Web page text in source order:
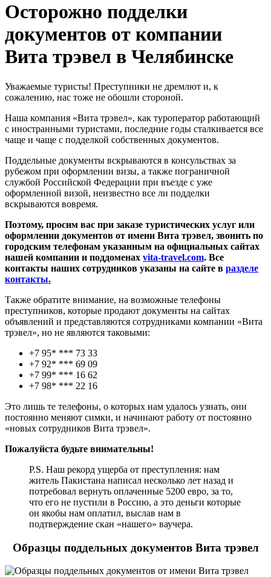
Осторожно подделки
документов от компании
Вита трэвел в Челябинске
Уважаемые туристы! Преступники не дремлют и, к
сожалению, нас тоже не обошли стороной.
Наша компания «Вита трэвел», как туроператор работающий
с иностранными туристами, последние годы сталкивается все
чаще и чаще с подделкой собственных документов.
Поддельные документы вскрываются в консульствах за
рубежом при оформлении визы, а также пограничной
службой Российской Федерации при въезде с уже
оформленной визой, неизвестно все ли подделки
вскрываются вовремя.
Поэтому, просим вас при заказе туристических услуг или
оформлении документов от имени Вита трэвел, звонить по
городским телефонам указанным на официальных сайтах
нашей компании и поддоменах vita-travel.com. Все
контакты наших сотрудников указаны на сайте в разделе
контакты.
Также обратите внимание, на возможные телефоны
преступников, которые продают документы на сайтах
объявлений и представляются сотрудниками компании «Вита
трэвел», но не являются таковыми:
+7 95* *** 73 33
+7 92* *** 69 09
+7 99* *** 16 62
+7 98* *** 22 16
Это лишь те телефоны, о которых нам удалось узнать, они
постоянно меняют симки, и начинают работу от постоянно
«новых сотрудников Вита трэвел».
Пожалуйста будьте внимательны!
P.S. Наш рекорд ущерба от преступления: нам
житель Пакистана написал несколько лет назад и
потребовал вернуть оплаченные 5200 евро, за то,
что его не пустили в Россию, а это деньги которые
он якобы нам оплатил, выслав нам в
подтверждение скан «нашего» ваучера.
Образцы поддельных документов Вита трэвел